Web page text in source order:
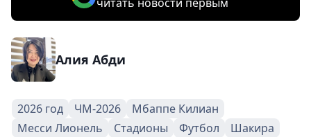
Алия Абди
2026 год ЧМ-2026
Мбаппе Килиан
Месси Лионель
Стадионы Футбол
Шакира